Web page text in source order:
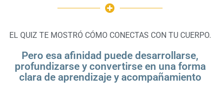
EL QUIZ TE MOSTRÓ CÓMO CONECTAS CON TU CUERPO.
Pero esa afinidad puede desarrollarse,
profundizarse y convertirse en una forma
clara de aprendizaje y acompañamiento